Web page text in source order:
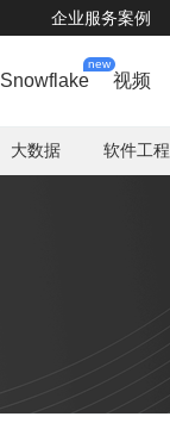
企业服务案例
Snowflake
new
视频
大数据 软件工程